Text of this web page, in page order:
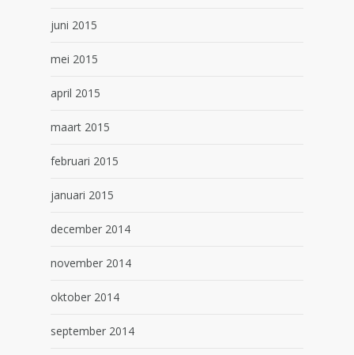
juni 2015
mei 2015
april 2015
maart 2015
februari 2015
januari 2015
december 2014
november 2014
oktober 2014
september 2014